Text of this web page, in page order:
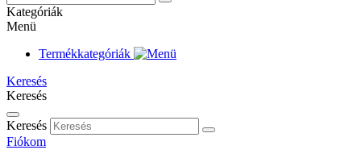
Kategóriák
Menü
Termékkategóriák
Keresés
Keresés
Keresés
Fiókom